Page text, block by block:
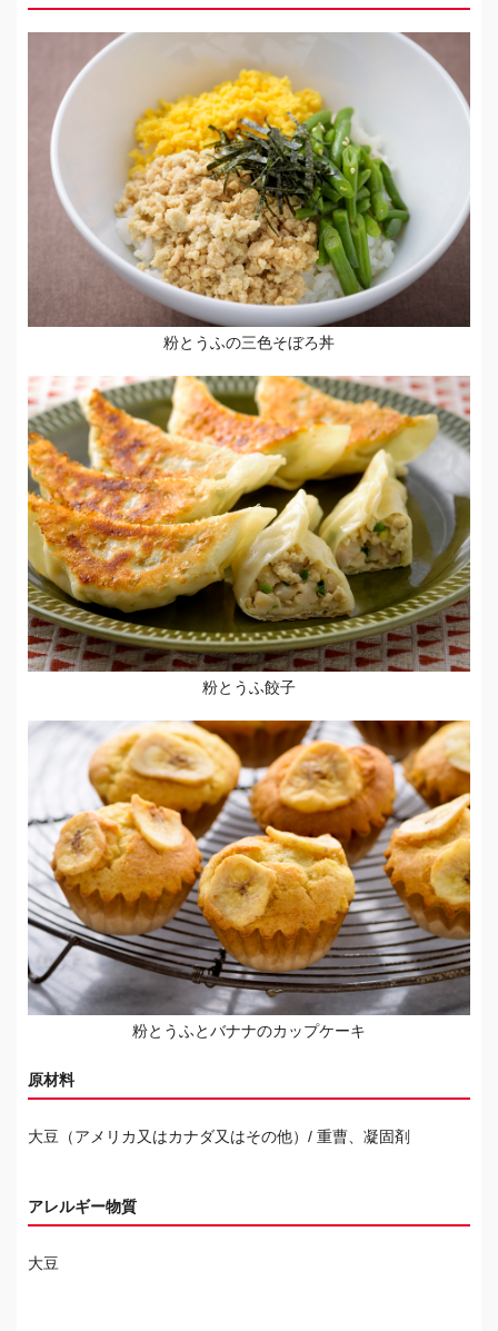
粉とうふの三色そぼろ丼
粉とうふ餃子
粉とうふとバナナのカップケーキ
原材料
大豆（アメリカ又はカナダ又はその他）/ 重曹、凝固剤
アレルギー物質
大豆